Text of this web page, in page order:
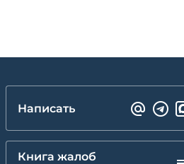
Написать
Книга жалоб